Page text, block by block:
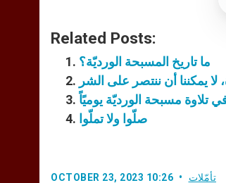
Related Posts:
ما تاريخ المسبحة الورديّة؟
يمكننا أن ننتصر على الشر
مسبحة الورديّة يوميًاً
صلّوا ولا تملّوا
OCTOBER 23, 2023 10:26 تأمّلات